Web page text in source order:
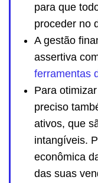
para que
proceder no
A gestão
assertiva
ferramentas
Para
preciso
ativos, que
intangíveis.
econômica
das suas